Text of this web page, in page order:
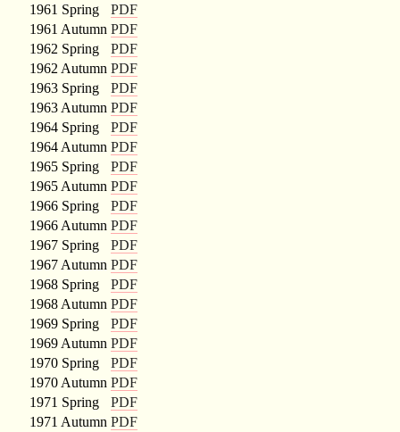
1961 Spring
PDF
1961 Autumn PDF
1962 Spring
PDF
1962 Autumn PDF
1963 Spring
PDF
1963 Autumn PDF
1964 Spring
PDF
1964 Autumn PDF
1965 Spring
PDF
1965 Autumn PDF
1966 Spring
PDF
1966 Autumn PDF
1967 Spring
PDF
1967 Autumn PDF
1968 Spring
PDF
1968 Autumn PDF
1969 Spring
PDF
1969 Autumn PDF
1970 Spring
PDF
1970 Autumn PDF
1971 Spring
PDF
1971 Autumn PDF